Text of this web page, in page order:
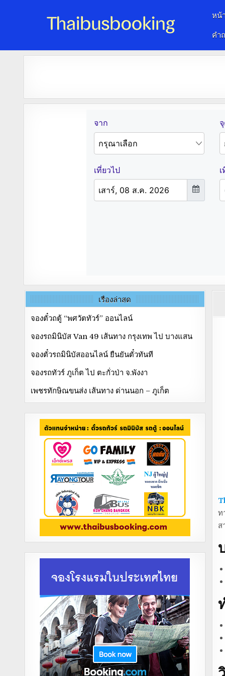
จองตั๋วรถออนไลน์ 24 ชั่วโมง
หน้
คำ
ท
ส
เรื่องล่าสุด
จองตั๋วถตู้ “พศวัตทัวร์” ออนไลน์
จองรถมินิบัส Van 49 เส้นทาง กรุงเทพ ไป บางแสน
จองตั๋วรถมินิบัสออนไลน์ ยืนยันตั๋วทันที
จองรถทัวร์ ภูเก็ต ไป ตะกั่วป่า จ.พังงา
เพชรทักษิณขนส่ง เส้นทาง ด่านนอก – ภูเก็ต